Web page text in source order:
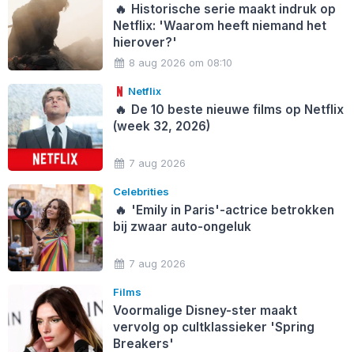
🔥 Historische serie maakt indruk op
Netflix: 'Waarom heeft niemand het
hierover?'
8 aug 2026 om 08:10
Netflix
🔥 De 10 beste nieuwe films op Netflix
(week 32, 2026)
7 aug 2026
Celebrities
🔥 'Emily in Paris'-actrice betrokken
bij zwaar auto-ongeluk
7 aug 2026
Films
Voormalige Disney-ster maakt
vervolg op cultklassieker 'Spring
Breakers'